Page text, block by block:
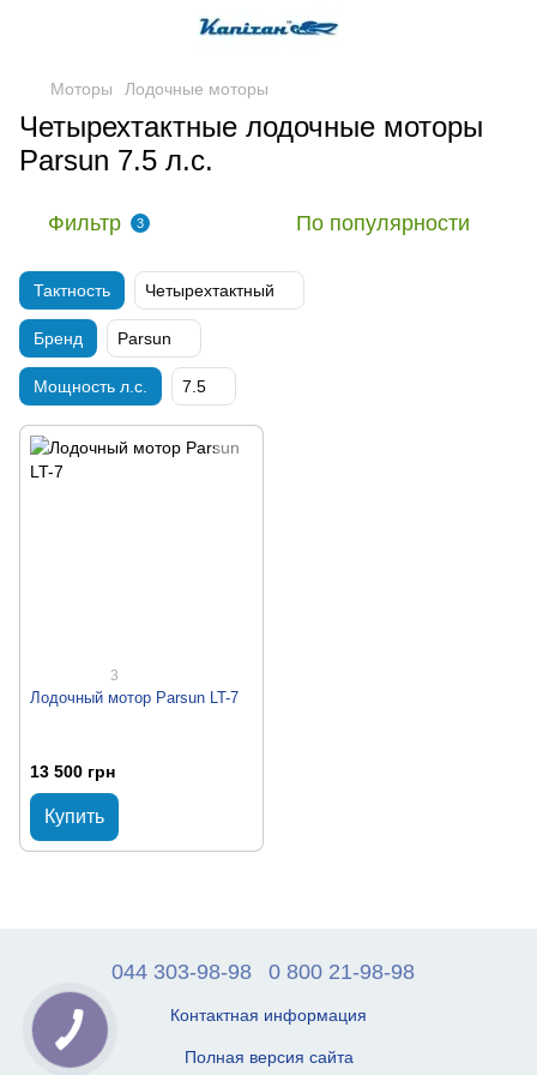
Моторы Лодочные моторы
Четырехтактные лодочные моторы
Parsun 7.5 л.с.
Фильтр 3 По популярности
Тактность Четырехтактный
Бренд Parsun
Мощность л.с. 7.5
3
Лодочный мотор Parsun LT-7
13 500 грн
Купить
044 303-98-98 0 800 21-98-98
Контактная информация
Полная версия сайта